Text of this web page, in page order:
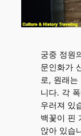
궁중 정원
문인화가
로, 원래
니다. 각
우러져 있
백꽃이 핀
앉아 있습